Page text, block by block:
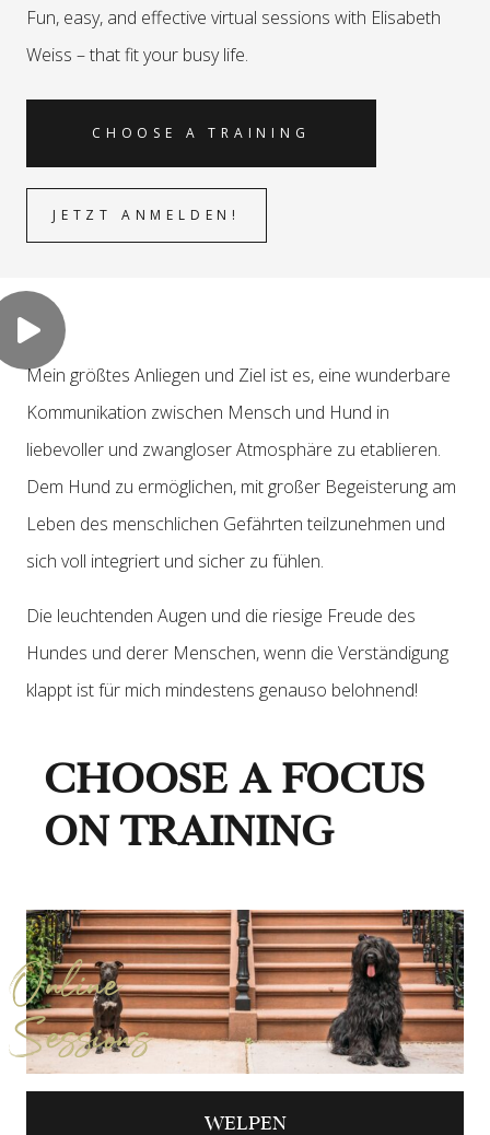
Fun, easy, and effective virtual sessions with Elisabeth
Weiss –that fit your busy life.
CHOOSE A TRAINING
JETZT ANMELDEN!
Mein größtes Anliegen und Ziel ist es, eine wunderbare
Kommunikation zwischen Mensch und Hund in
liebevoller und zwangloser Atmosphäre zu etablieren.
Dem Hund zu ermöglichen, mit großer Begeisterung am
Leben des menschlichen Gefährten teilzunehmen und
sich voll integriert und sicher zu fühlen.
Die leuchtenden Augen und die riesige Freude des
Hundes und derer Menschen, wenn die Verständigung
klappt ist für mich mindestens genauso belohnend!
CHOOSE A FOCUS
ON TRAINING
Online
Sessions
WELPEN